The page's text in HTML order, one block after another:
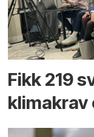
Fikk 219
klimakrav